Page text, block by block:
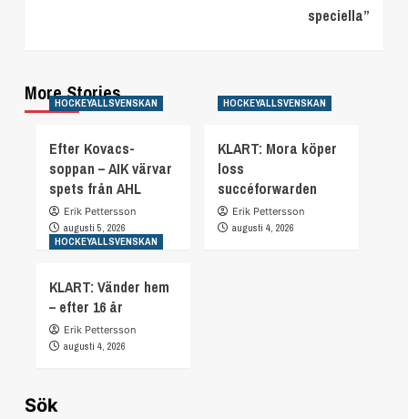
speciella”
More Stories
HOCKEYALLSVENSKAN
Efter Kovacs-
soppan – AIK värvar
spets från AHL
Erik Pettersson
augusti 5, 2026
HOCKEYALLSVENSKAN
KLART: Mora köper
loss
succéforwarden
Erik Pettersson
augusti 4, 2026
HOCKEYALLSVENSKAN
KLART: Vänder hem
– efter 16 år
Erik Pettersson
augusti 4, 2026
Sök